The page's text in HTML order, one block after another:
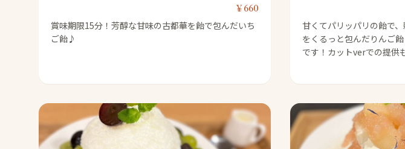
￥660
賞味期限15分！芳醇な甘味の古都華を飴で包んだいち
ご飴♪
甘くてパリッパリの飴で
をくるっと包んだりんご
です！カットverでの提供